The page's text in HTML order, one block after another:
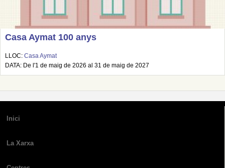
Casa Aymat 100 anys
LLOC: Casa Aymat
DATA: De l'1 de maig de 2026 al 31 de maig de 2027
Inici
La Xarxa